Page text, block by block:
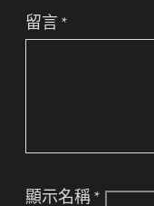
留言 *
顯示名稱 *